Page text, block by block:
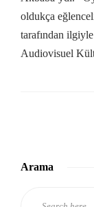
oldukça
tarafından
Audiovisuel
Arama